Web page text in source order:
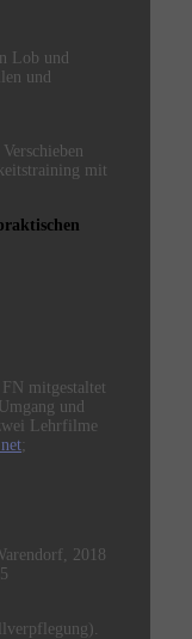
Lob und
und
mit
mitgestaltet
und
Lehrfilme
2018